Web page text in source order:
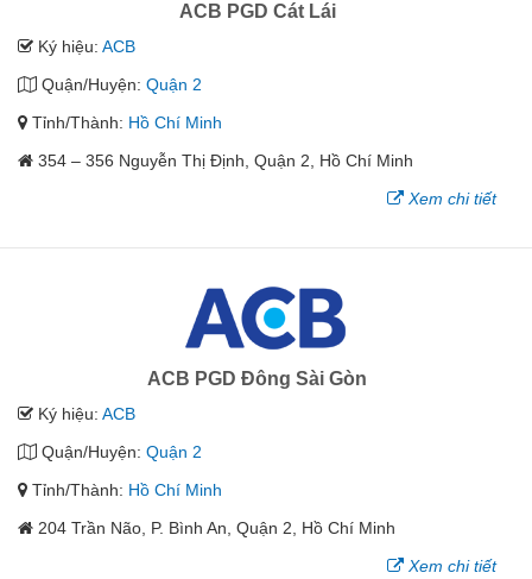
ACB PGD Cát Lái
Ký hiệu: ACB
Quận/Huyện: Quận 2
Tỉnh/Thành: Hồ Chí Minh
354 – 356 Nguyễn Thị Định, Quận 2, Hồ Chí Minh
Xem chi tiết
ACB PGD Đông Sài Gòn
Ký hiệu: ACB
Quận/Huyện: Quận 2
Tỉnh/Thành: Hồ Chí Minh
204 Trần Não, P. Bình An, Quận 2, Hồ Chí Minh
Xem chi tiết